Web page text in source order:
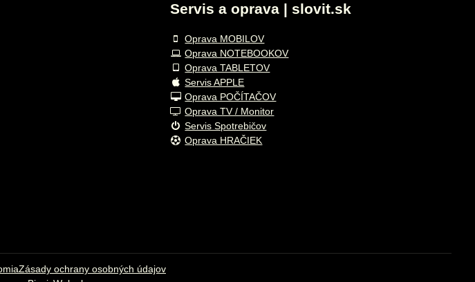
Servis a oprava | slovit.sk
Oprava MOBILOV
Oprava NOTEBOOKOV
Oprava TABLETOV
Servis APPLE
Oprava POČÍTAČOV
Oprava TV / Monitor
Servis Spotrebičov
Oprava HRAČIEK
Zásady ochrany osobných údajov